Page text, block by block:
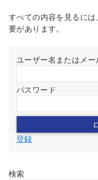
すべての内容を見るに
要があります。
ユーザー名またはメー
パスワード
登録
検索